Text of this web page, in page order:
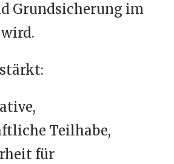
Grundsicherung im
Teilhabe,
für